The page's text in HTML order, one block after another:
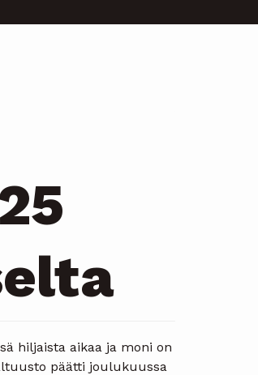
hiljaista aikaa ja moni on
päätti joulukuussa